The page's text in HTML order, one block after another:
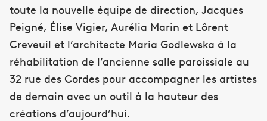
toute la nouvelle équipe de direction, Jacques
Peigné, Élise Vigier, Aurélia Marin et Lôrent
Creveuil et l’architecte Maria Godlewska à la
réhabilitation de l’ancienne salle paroissiale au
32 rue des Cordes pour accompagner les artistes
de demain avec un outil à la hauteur des
créations d’aujourd’hui.